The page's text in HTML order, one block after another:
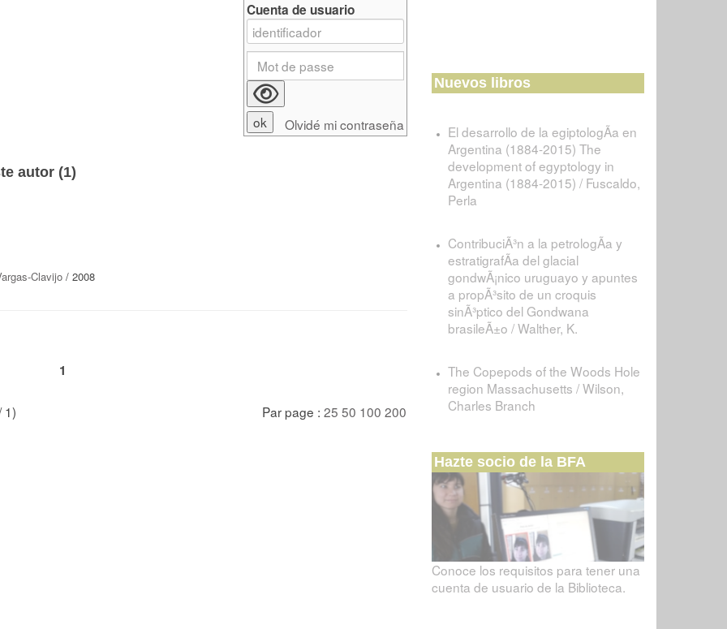
autor (1)
Clavijo / 2008
1
1) Par page : 25 50 100 200
Cuenta de usuario
Olvidé mi contraseña
Nuevos libros
El desarrollo de la egiptologÃ­a en
Argentina (1884-2015) The
development of egyptology in
Argentina (1884-2015) / Fuscaldo,
Perla
ContribuciÃ³n a la petrologÃ­a y
estratigrafÃ­a del glacial
gondwÃ¡nico uruguayo y apuntes
a propÃ³sito de un croquis
sinÃ³ptico del Gondwana
brasileÃ±o / Walther, K.
The Copepods of the Woods Hole
region Massachusetts / Wilson,
Charles Branch
Hazte socio de la BFA
Conoce los requisitos para tener una
cuenta de usuario de la Biblioteca.